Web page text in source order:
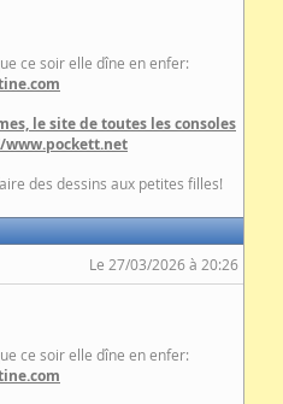
ce soir elle dîne en enfer:
le site de toutes les consoles
des dessins aux petites filles!
Le 27/03/2026 à 20:26
ce soir elle dîne en enfer: